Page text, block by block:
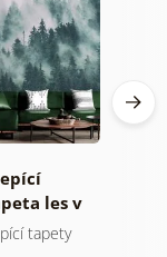
les v
tapety